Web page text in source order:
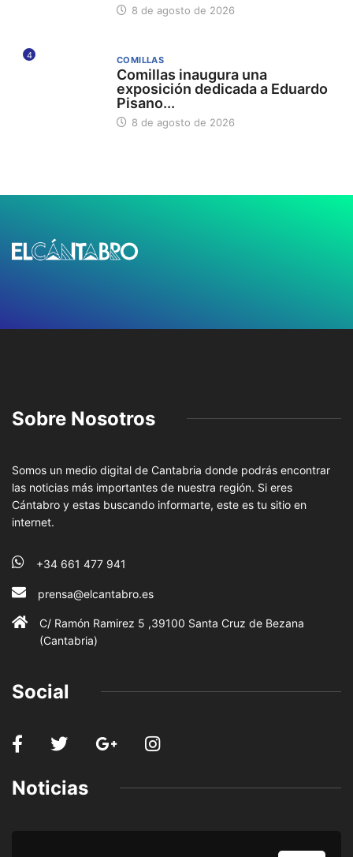
8 de agosto de 2026
4 COMILLAS
Comillas inaugura una
exposición dedicada a Eduardo
Pisano...
8 de agosto de 2026
Sobre Nosotros
Somos un medio digital de Cantabria donde podrás encontrar
las noticias más importantes de nuestra región. Si eres
Cántabro y estas buscando informarte, este es tu sitio en
internet.
+34 661 477 941
prensa@elcantabro.es
C/ Ramón Ramirez 5 ,39100 Santa Cruz de Bezana
(Cantabria)
Social
Noticias